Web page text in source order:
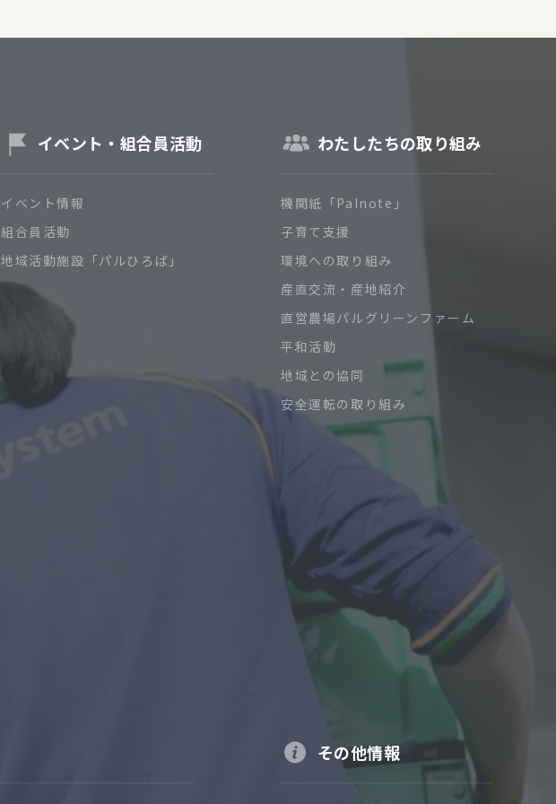
イベント・組合員活動
イベント情報
組合員活動
地域活動施設「パルひろば」
わたしたちの取り組み
機関紙「Palnote」
子育て支援
環境への取り組み
産直交流・産地紹介
直営農場パルグリーンファーム
平和活動
地域との協同
安全運転の取り組み
その他情報